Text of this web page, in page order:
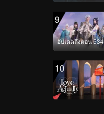
9
อัปเดตถึงตอน 534
10